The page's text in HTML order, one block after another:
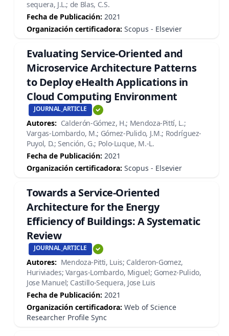
sequera, J.L.; de Blas, C.S.
Fecha de Publicación: 2021
Organización certificadora: Scopus - Elsevier
Evaluating Service-Oriented and
Microservice Architecture Patterns
to Deploy eHealth Applications in
Cloud Computing Environment
JOURNAL_ARTICLE
Autores: Calderón-Gómez, H.; Mendoza-Pittí, L.;
Vargas-Lombardo, M.; Gómez-Pulido, J.M.; Rodríguez-
Puyol, D.; Sención, G.; Polo-Luque, M.-L.
Fecha de Publicación: 2021
Organización certificadora: Scopus - Elsevier
Towards a Service-Oriented
Architecture for the Energy
Efficiency of Buildings: A Systematic
Review
JOURNAL_ARTICLE
Autores: Mendoza-Pitti, Luis; Calderon-Gomez,
Huriviades; Vargas-Lombardo, Miguel; Gomez-Pulido,
Jose Manuel; Castillo-Sequera, Jose Luis
Fecha de Publicación: 2021
Organización certificadora: Web of Science
Researcher Profile Sync